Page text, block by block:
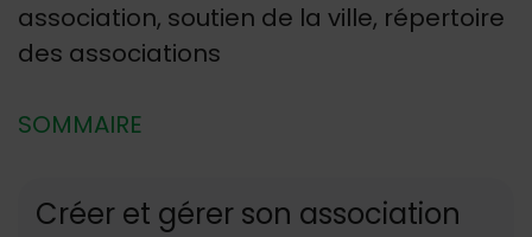
association, soutien de la ville, répertoire
des associations
SOMMAIRE
Créer et gérer son association